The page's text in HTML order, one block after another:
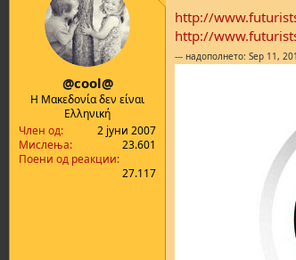
i
o
s
@cool@
Η Μακεδονία δεν είναι
Ελληνική
Член од
2 јуни 2007
Мислења
23.601
Поени од реакции
27.117
http://
http://
--- надополнето: Sep 11,